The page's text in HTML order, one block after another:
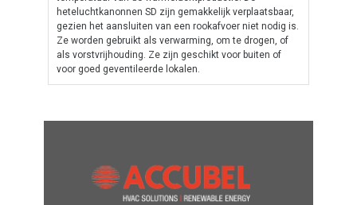
heteluchtkanonnen SD zijn gemakkelijk verplaatsbaar,
gezien het aansluiten van een rookafvoer niet nodig is.
Ze worden gebruikt als verwarming, om te drogen, of
als vorstvrijhouding. Ze zijn geschikt voor buiten of
voor goed geventileerde lokalen.